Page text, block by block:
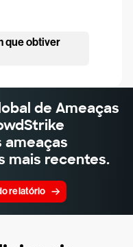
que obtiver
de Ameaças
ameaças
mais recentes.
relatório